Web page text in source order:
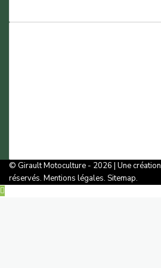
© Girault Motoculture - 2026 | Une création
réservés. Mentions légales. Sitemap.